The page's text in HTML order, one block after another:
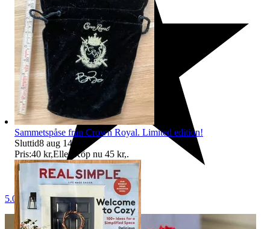
5.0
Sammetspåse från Crown Royal. Limited edition!
Sluttid8 aug 14:54
Pris:40 kr,Eller Köp nu 45 kr,.